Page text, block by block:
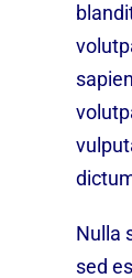
Nulla
sed